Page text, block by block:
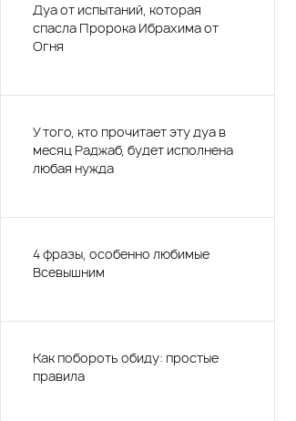
Дуа от испытаний, которая
спасла Пророка Ибрахима от
Огня
У того, кто прочитает эту дуа в
месяц Раджаб, будет исполнена
любая нужда
4 фразы, особенно любимые
Всевышним
Как побороть обиду: простые
правила